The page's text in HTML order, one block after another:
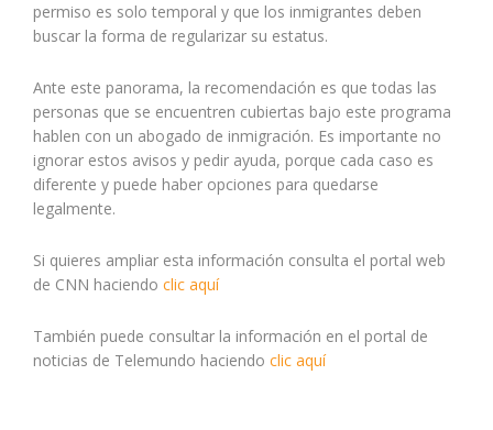
permiso es solo temporal y que los inmigrantes deben
buscar la forma de regularizar su estatus.
Ante este panorama, la recomendación es que todas las
personas que se encuentren cubiertas bajo este programa
hablen con un abogado de inmigración. Es importante no
ignorar estos avisos y pedir ayuda, porque cada caso es
diferente y puede haber opciones para quedarse
legalmente.
Si quieres ampliar esta información consulta el portal web
de CNN haciendo clic aquí
También puede consultar la información en el portal de
noticias de Telemundo haciendo clic aquí